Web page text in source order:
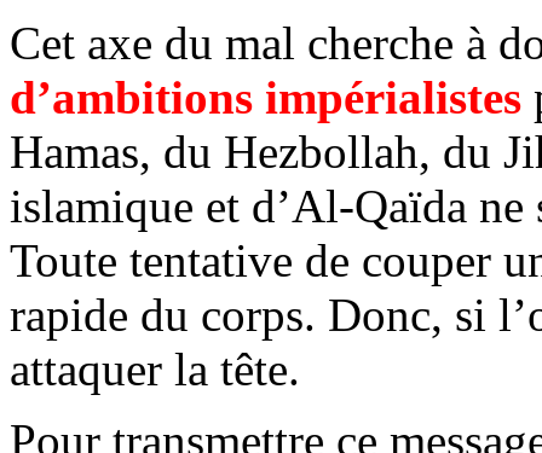
Cet axe du mal cherche à
d’ambitions impérialistes
Hamas, du Hezbollah, du
islamique et d’Al-Qaïda ne
Toute tentative de couper
rapide du corps. Donc, si
attaquer la tête.
Pour transmettre ce